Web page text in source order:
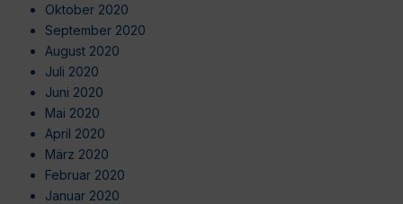
Oktober 2020
September 2020
August 2020
Juli 2020
Juni 2020
Mai 2020
April 2020
März 2020
Februar 2020
Januar 2020